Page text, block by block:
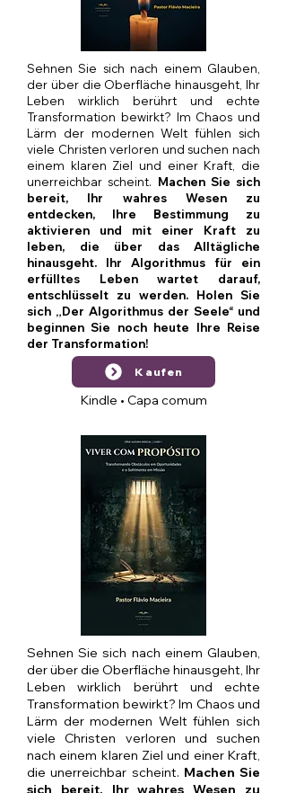
Sehnen Sie sich nach einem Glauben,
der über die Oberfläche hinausgeht, Ihr
Leben wirklich berührt und echte
Transformation bewirkt? Im Chaos und
Lärm der modernen Welt fühlen sich
viele Christen verloren und suchen nach
einem klaren Ziel und einer Kraft, die
unerreichbar scheint. Machen Sie sich
bereit, Ihr wahres Wesen zu
entdecken, Ihre Bestimmung zu
aktivieren und mit einer Kraft zu
leben, die über das Alltägliche
hinausgeht. Ihr Algorithmus für ein
erfülltes Leben wartet darauf,
entschlüsselt zu werden. Holen Sie
sich „Der Algorithmus der Seele“ und
beginnen Sie noch heute Ihre Reise
der Transformation!
Kaufen
Kindle • Capa comum
Sehnen Sie sich nach einem Glauben,
der über die Oberfläche hinausgeht, Ihr
Leben wirklich berührt und echte
Transformation bewirkt? Im Chaos und
Lärm der modernen Welt fühlen sich
viele Christen verloren und suchen
nach einem klaren Ziel und einer Kraft,
die unerreichbar scheint. Machen Sie
sich bereit, Ihr wahres Wesen zu